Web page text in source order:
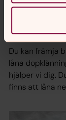
symbol för att
Vill du låna
Du kan främja
låna
hjälper vi dig.
finns att låna